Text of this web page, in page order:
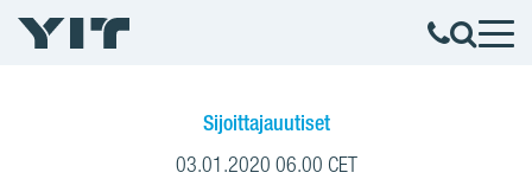
Sijoittajauutiset
03.01.2020 06.00 CET